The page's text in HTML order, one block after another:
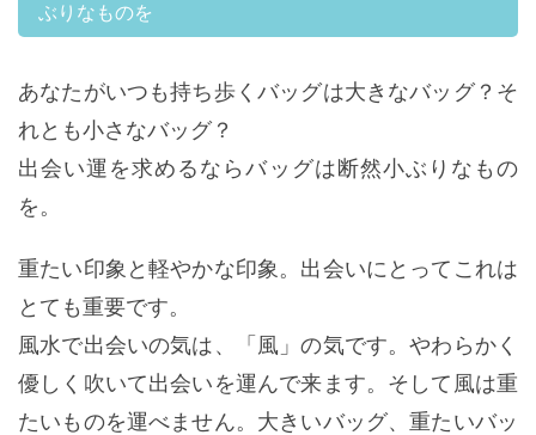
ぶりなものを
あなたがいつも持ち歩くバッグは大きなバッグ？そ
れとも小さなバッグ？
出会い運を求めるならバッグは断然小ぶりなもの
を。
重たい印象と軽やかな印象。出会いにとってこれは
とても重要です。
風水で出会いの気は、「風」の気です。やわらかく
優しく吹いて出会いを運んで来ます。そして風は重
たいものを運べません。大きいバッグ、重たいバッ